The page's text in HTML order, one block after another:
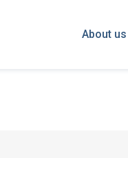
About us